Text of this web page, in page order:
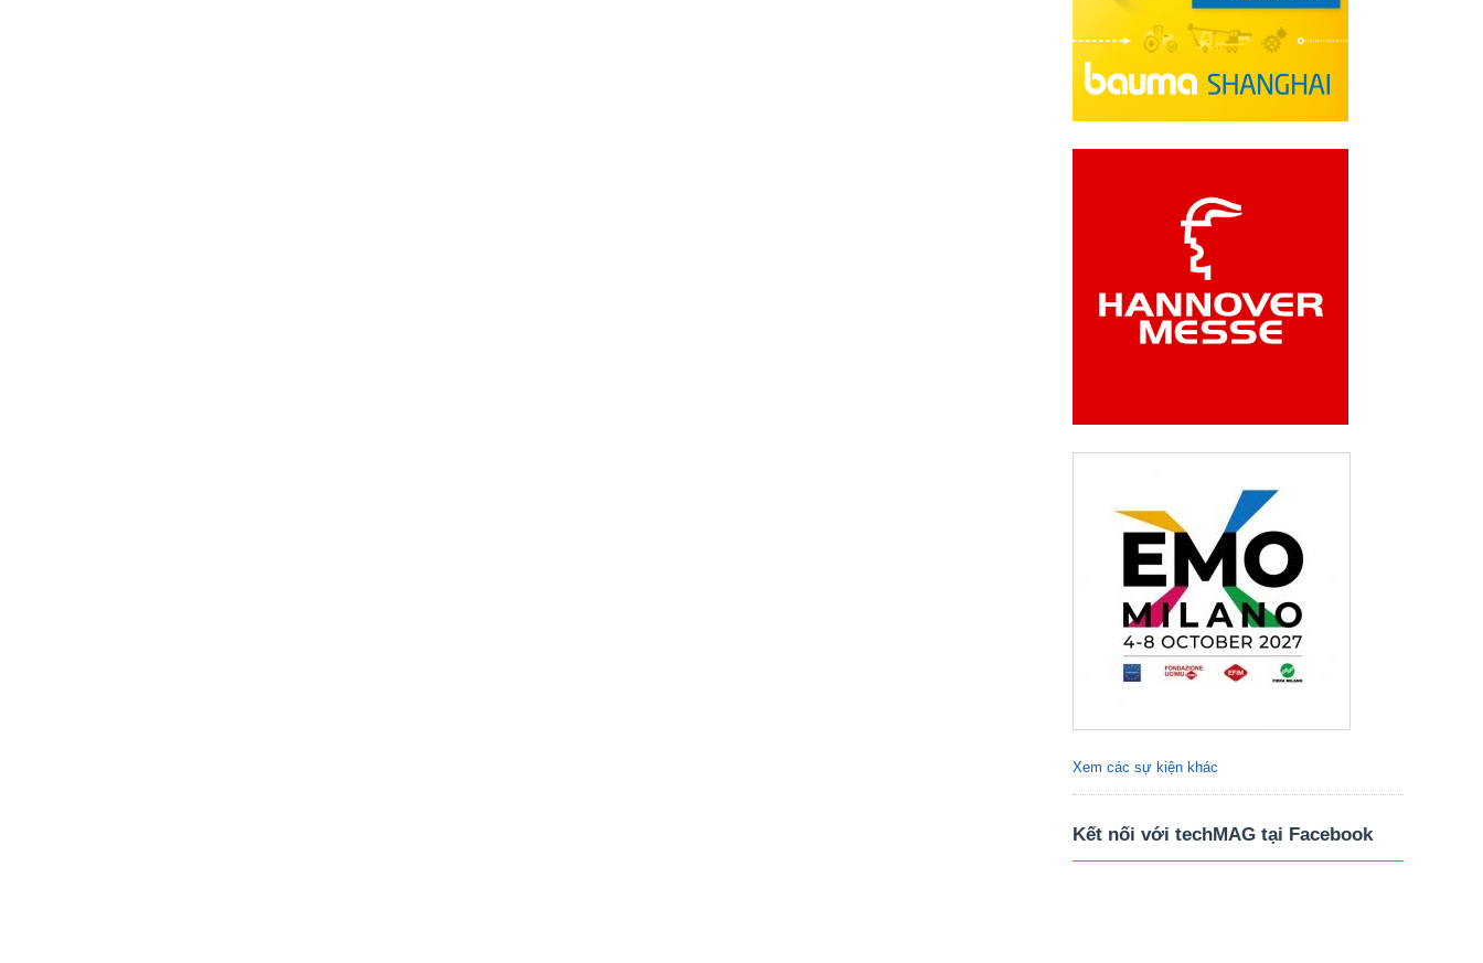
Xem các sự kiện khác
Kết nối với techMAG tại Facebook